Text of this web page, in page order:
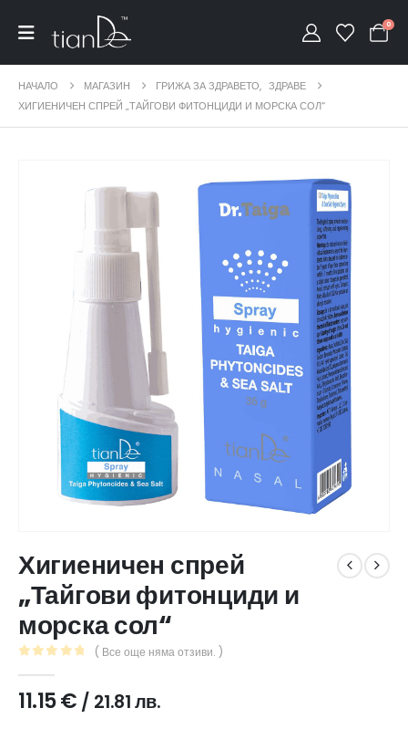
0
НАЧАЛО МАГАЗИН ГРИЖА ЗА ЗДРАВЕТО, ЗДРАВЕ
ХИГИЕНИЧЕН СПРЕЙ „ТАЙГОВИ ФИТОНЦИДИ И МОРСКА СОЛ“
Хигиеничен спрей
„Тайгови фитонциди и
морска сол“
( Все още няма отзиви. )
11.15€ / 21.81 лв.